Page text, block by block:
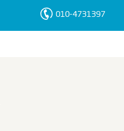
010-4731397